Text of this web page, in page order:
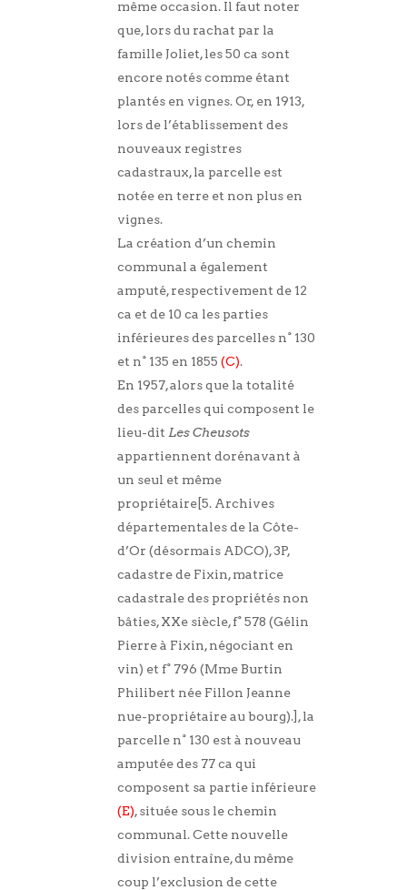
même occasion. Il faut noter
que, lors du rachat par la
famille Joliet, les 50 ca sont
encore notés comme étant
plantés en vignes. Or, en 1913,
lors de l’établissement des
nouveaux registres
cadastraux, la parcelle est
notée en terre et non plus en
vignes.
La création d’un chemin
communal a également
amputé, respectivement de 12
ca et de 10 ca les parties
inférieures des parcelles n° 130
et n° 135 en 1855 (C).
En 1957, alors que la totalité
des parcelles qui composent le
lieu-dit Les Cheusots
appartiennent dorénavant à
un seul et même
propriétaire[5. Archives
départementales de la Côte-
d’Or (désormais ADCO), 3P,
cadastre de Fixin, matrice
cadastrale des propriétés non
bâties, XXe siècle, f° 578 (Gélin
Pierre à Fixin, négociant en
vin) et f° 796 (Mme Burtin
Philibert née Fillon Jeanne
nue-propriétaire au bourg).], la
parcelle n° 130 est à nouveau
amputée des 77 ca qui
composent sa partie inférieure
(E), située sous le chemin
communal. Cette nouvelle
division entraîne, du même
coup l’exclusion de cette